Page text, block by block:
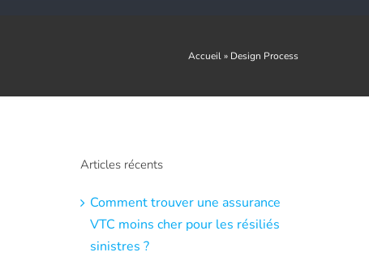
Accueil» Design Process
Articles récents
Comment trouver une assurance
VTC moins cher pour les résiliés
sinistres ?